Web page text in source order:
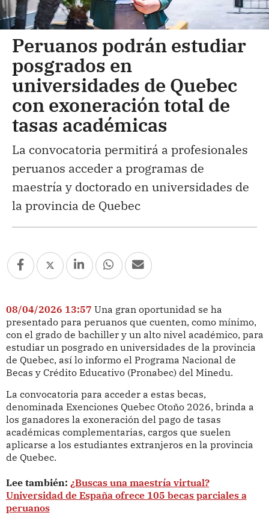
Peruanos podrán estudiar
posgrados en
universidades de Quebec
con exoneración total de
tasas académicas
La convocatoria permitirá a profesionales
peruanos acceder a programas de
maestría y doctorado en universidades de
la provincia de Quebec
08/04/2026 13:57 Una gran oportunidad se ha
presentado para peruanos que cuenten, como mínimo,
con el grado de bachiller y un alto nivel académico, para
estudiar un posgrado en universidades de la provincia
de Quebec, así lo informo el Programa Nacional de
Becas y Crédito Educativo (Pronabec) del Minedu.
La convocatoria para acceder a estas becas,
denominada Exenciones Quebec Otoño 2026, brinda a
los ganadores la exoneración del pago de tasas
académicas complementarias, cargos que suelen
aplicarse a los estudiantes extranjeros en la provincia
de Quebec.
Lee también: ¿Buscas una maestría virtual?
Universidad de España ofrece 105 becas parciales a
peruanos